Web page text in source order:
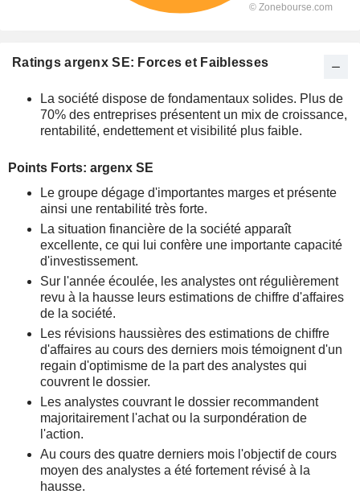
Ratings argenx SE: Forces et Faiblesses
La société dispose de fondamentaux solides. Plus de
70% des entreprises présentent un mix de croissance,
rentabilité, endettement et visibilité plus faible.
Points Forts: argenx SE
Le groupe dégage d'importantes marges et présente
ainsi une rentabilité très forte.
La situation financière de la société apparaît
excellente, ce qui lui confère une importante capacité
d'investissement.
Sur l'année écoulée, les analystes ont régulièrement
revu à la hausse leurs estimations de chiffre d'affaires
de la société.
Les révisions haussières des estimations de chiffre
d'affaires au cours des derniers mois témoignent d'un
regain d'optimisme de la part des analystes qui
couvrent le dossier.
Les analystes couvrant le dossier recommandent
majoritairement l'achat ou la surpondération de
l'action.
Au cours des quatre derniers mois l'objectif de cours
moyen des analystes a été fortement révisé à la
hausse.